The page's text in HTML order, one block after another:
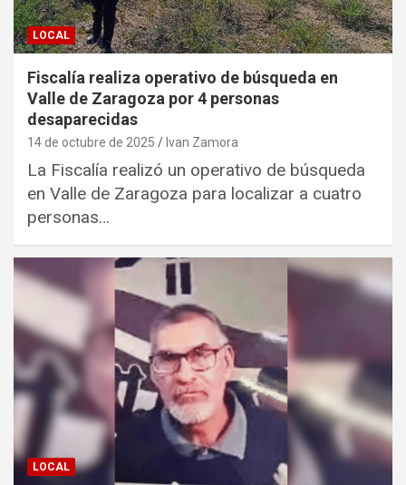
LOCAL
Fiscalía realiza operativo de búsqueda en
Valle de Zaragoza por 4 personas
desaparecidas
14 de octubre de 2025 Ivan Zamora
La Fiscalía realizó un operativo de búsqueda
en Valle de Zaragoza para localizar a cuatro
personas…
LOCAL